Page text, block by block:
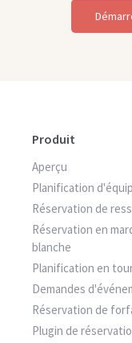
Produit
Aperçu
Planification
Réservation de
Réservation en
blanche
Planification en
Demandes
Réservation de
Plugin de